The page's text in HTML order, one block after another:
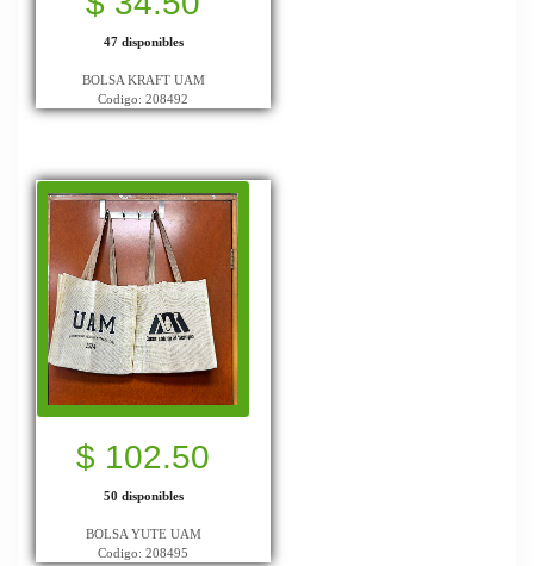
47 disponibles
BOLSA KRAFT UAM
Codigo: 208492
$ 102.50
50 disponibles
BOLSA YUTE UAM
Codigo: 208495